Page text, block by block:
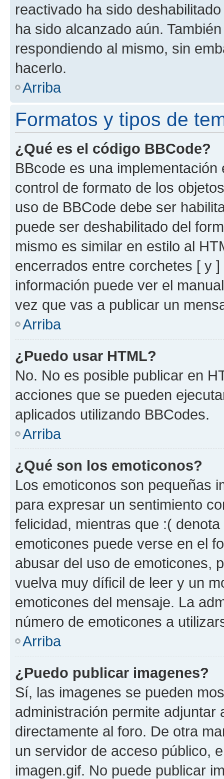
reactivado ha sido
ha sido alcanzado aún.
respondiendo al mismo, sin
hacerlo.
Arriba
Formatos y tipos de
¿Qué es el código BBCode?
BBcode es una
control de formato de los
uso de BBCode debe ser
puede ser deshabilitado del
mismo es similar en estilo al
encerrados entre corchetes [ y
información puede ver el
vez que vas a publicar un
Arriba
¿Puedo usar HTML?
No. No es posible publicar en
acciones que se pueden
aplicados utilizando BBCodes.
Arriba
¿Qué son los emoticonos?
Los emoticonos son pequeñas
para expresar un sentimiento
felicidad, mientras que :(
emoticones puede verse en el
abusar del uso de emoticones,
vuelva muy díficil de leer y un
emoticones del mensaje. La
número de emoticones a
Arriba
¿Puedo publicar imagenes?
Sí, las imagenes se pueden
administración permite
directamente al foro. De otra
un servidor de acceso público,
imagen.gif. No puede publicar